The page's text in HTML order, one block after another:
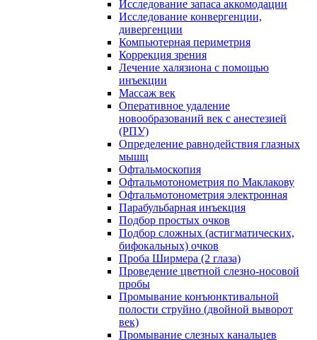
Исследование запаса аккомодации
Исследование конвергенции,
дивергенции
Компьютерная периметрия
Коррекция зрения
Лечение халязиона с помощью
инъекции
Массаж век
Оперативное удаление
новообразований век с анестезией
(РПУ)
Определение равнодействия глазных
мышц
Офтальмоскопия
Офтальмотонометрия по Маклакову
Офтальмотонометрия электронная
Парабульбарная инъекция
Подбор простых очков
Подбор сложных (астигматических,
бифокальных) очков
Проба Ширмера (2 глаза)
Проведение цветной слезно-носовой
пробы
Промывание конъюнктивальной
полости струйно (двойной выворот
век)
Промывание слезных канальцев